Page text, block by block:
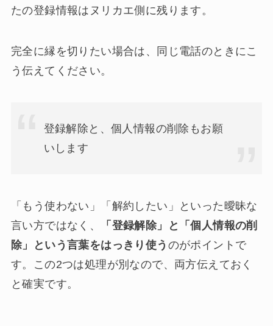
たの登録情報はヌリカエ側に残ります。
完全に縁を切りたい場合は、同じ電話のときにこ
う伝えてください。
登録解除と、個人情報の削除もお願
いします
「もう使わない」「解約したい」といった曖昧な
言い方ではなく、
「登録解除」と「個人情報の削
除」という言葉をはっきり使う のがポイントで
す。この2つは処理が別なので、両方伝えておく
と確実です。